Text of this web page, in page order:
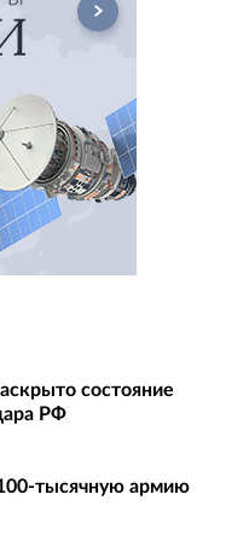
состояние
РФ
тысячную армию